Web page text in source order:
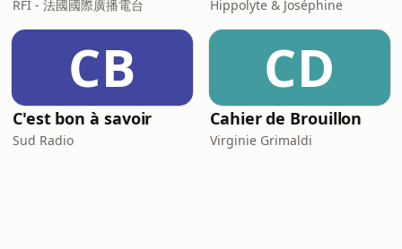
RFI - 法國國際廣播電台 Hippolyte & Joséphine
CB
C'est bon à savoir
Sud Radio
CD
Cahier de Brouillon
Virginie Grimaldi